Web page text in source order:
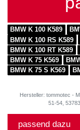
BMW K 100 K589
BMW K 100 RS K589
BMW K 100 RT K589
BMW K 75 K569
BMW K 75 S K569
Hersteller: tommotec -
51-54,
passend dazu